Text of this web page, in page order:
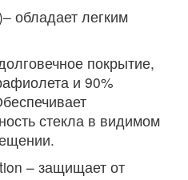
обладает легким
покрытие,
и 90%
стекла в видимом
– защищает от